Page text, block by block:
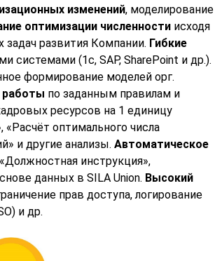
изменений, моделирование
оптимизации численности исходя
задач развития Компании. Гибкие
системами (1с, SAP, SharePoint и др.).
формирование моделей орг.
работы по заданным правилам и
ресурсов на 1 единицу
оптимального числа
и другие анализы. Автоматическое
инструкция»,
данных в SILA Union. Высокий
прав доступа, логирование
и др.